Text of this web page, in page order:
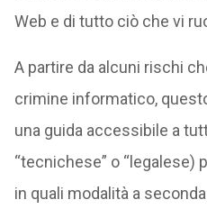
Web e di tutto ciò che vi
A partire da alcuni rischi
crimine informatico,
una guida accessibile a
“tecnichese” o “legalese)
in quali modalità a